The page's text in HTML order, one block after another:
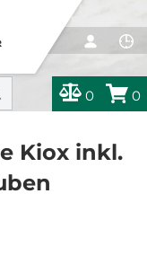
0 0
Kiox inkl.